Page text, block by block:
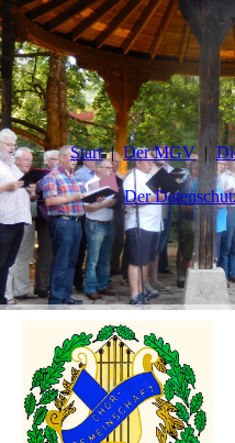
Start Der MGV
Der